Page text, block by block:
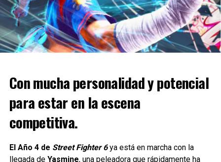
Con mucha personalidad y potencial
para estar en la escena
competitiva.
El Año 4 de Street Fighter 6ya está en marcha con la
llegada de Yasmine, una peleadora que rápidamente ha